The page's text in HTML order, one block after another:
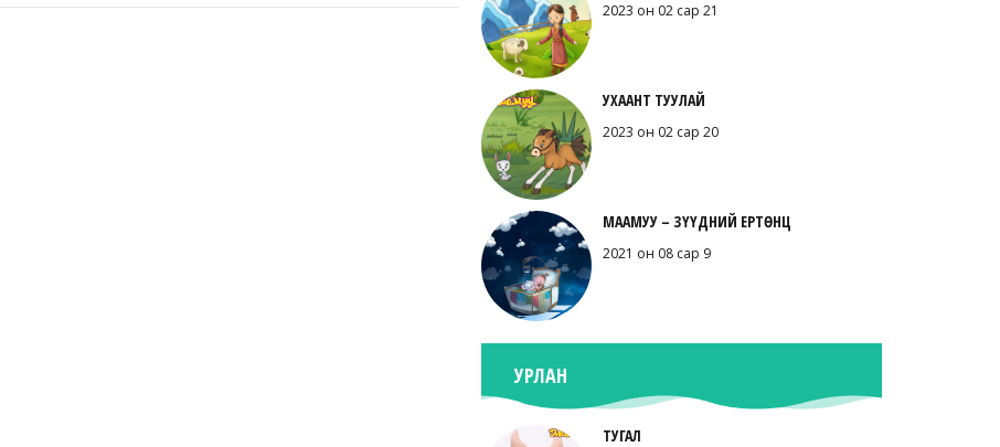
2023 он 02 сар 21
УХААНТ ТУУЛАЙ
2023 он 02 сар 20
МААМУУ – ЗҮҮДНИЙ ЕРТӨНЦ
2021 он 08 сар 9
УРЛАН
ТУГАЛ